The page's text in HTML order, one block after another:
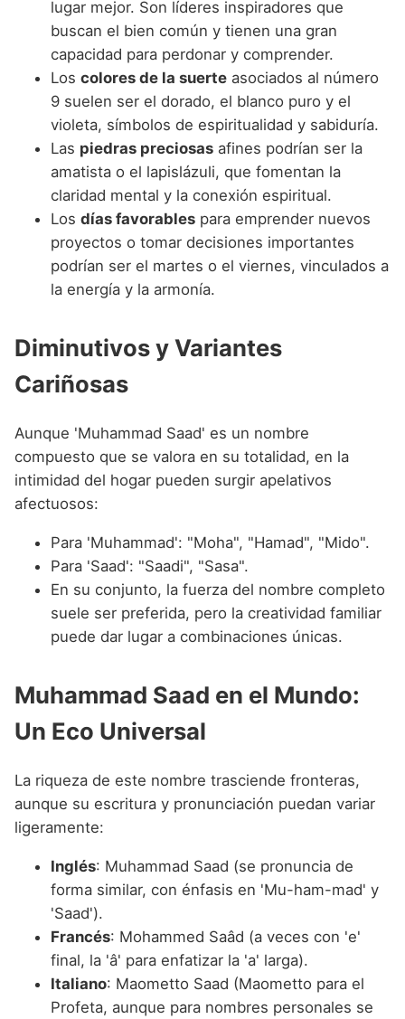
lugar mejor. Son líderes inspiradores que
buscan el bien común y tienen una gran
capacidad para perdonar y comprender.
Los colores de la suerte asociados al número
9 suelen ser el dorado, el blanco puro y el
violeta, símbolos de espiritualidad y sabiduría.
Las piedras preciosas afines podrían ser la
amatista o el lapislázuli, que fomentan la
claridad mental y la conexión espiritual.
Los días favorables para emprender nuevos
proyectos o tomar decisiones importantes
podrían ser el martes o el viernes, vinculados a
la energía y la armonía.
Diminutivos y Variantes
Cariñosas
Aunque 'Muhammad Saad' es un nombre
compuesto que se valora en su totalidad, en la
intimidad del hogar pueden surgir apelativos
afectuosos:
Para 'Muhammad': "Moha", "Hamad", "Mido".
Para 'Saad': "Saadi", "Sasa".
En su conjunto, la fuerza del nombre completo
suele ser preferida, pero la creatividad familiar
puede dar lugar a combinaciones únicas.
Muhammad Saad en el Mundo:
Un Eco Universal
La riqueza de este nombre trasciende fronteras,
aunque su escritura y pronunciación puedan variar
ligeramente:
Inglés: Muhammad Saad (se pronuncia de
forma similar, con énfasis en 'Mu-ham-mad' y
'Saad').
Francés: Mohammed Saâd (a veces con 'e'
final, la 'â' para enfatizar la 'a' larga).
Italiano: Maometto Saad (Maometto para el
Profeta, aunque para nombres personales se